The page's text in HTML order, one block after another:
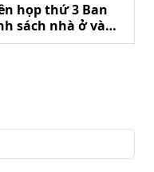
họp thứ 3 Ban
sách nhà ở và
sản